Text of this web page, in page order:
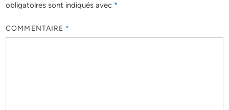
obligatoires sont indiqués avec *
COMMENTAIRE *